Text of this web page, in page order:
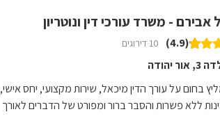
אבירם - משרד עורכי דין ונוטריון
(4.9) 10 דירוגים
יהודה
בחום על עורך הדין מיכאל, שירות מקצועי, יחס אישי,
ללא פשרות והסבר ברור ומפורט של הדברים לאורך